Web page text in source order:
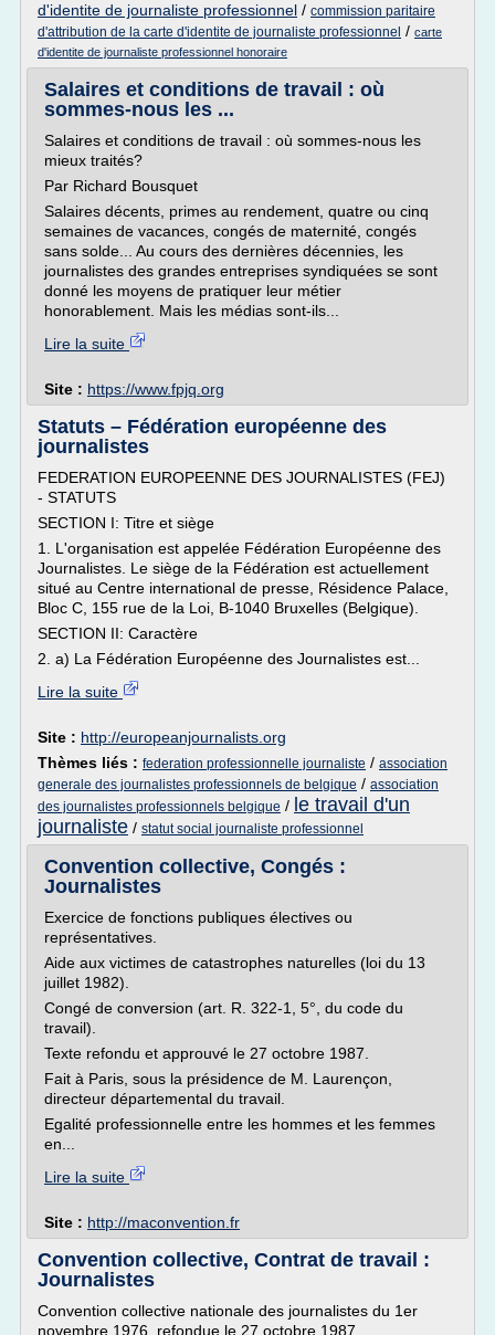
d'identite de journaliste professionnel / commission paritaire
d'attribution de la carte d'identite de journaliste professionnel / carte
d'identite de journaliste professionnel honoraire
Salaires et conditions de travail : où
sommes-nous les ...
Salaires et conditions de travail : où sommes-nous les
mieux traités?
Par Richard Bousquet
Salaires décents, primes au rendement, quatre ou cinq
semaines de vacances, congés de maternité, congés
sans solde... Au cours des dernières décennies, les
journalistes des grandes entreprises syndiquées se sont
donné les moyens de pratiquer leur métier
honorablement. Mais les médias sont-ils...
Lire la suite
Site : https://www.fpjq.org
Statuts – Fédération européenne des
journalistes
FEDERATION EUROPEENNE DES JOURNALISTES (FEJ)
- STATUTS
SECTION I: Titre et siège
1. L'organisation est appelée Fédération Européenne des
Journalistes. Le siège de la Fédération est actuellement
situé au Centre international de presse, Résidence Palace,
Bloc C, 155 rue de la Loi, B-1040 Bruxelles (Belgique).
SECTION II: Caractère
2. a) La Fédération Européenne des Journalistes est...
Lire la suite
Site : http://europeanjournalists.org
Thèmes liés : federation professionnelle journaliste / association
generale des journalistes professionnels de belgique / association
des journalistes professionnels belgique / le travail d'un
journaliste / statut social journaliste professionnel
Convention collective, Congés :
Journalistes
Exercice de fonctions publiques électives ou
représentatives.
Aide aux victimes de catastrophes naturelles (loi du 13
juillet 1982).
Congé de conversion (art. R. 322-1, 5°, du code du
travail).
Texte refondu et approuvé le 27 octobre 1987.
Fait à Paris, sous la présidence de M. Laurençon,
directeur départemental du travail.
Egalité professionnelle entre les hommes et les femmes
en...
Lire la suite
Site : http://maconvention.fr
Convention collective, Contrat de travail :
Journalistes
Convention collective nationale des journalistes du 1er
novembre 1976, refondue le 27 octobre 1987